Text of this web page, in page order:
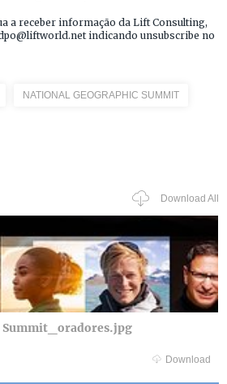
a receber informação da Lift Consulting,
indicando unsubscribe no
NATIONAL GEOGRAPHIC SUMMIT
Download All
Summit_oradores.jpg
Download